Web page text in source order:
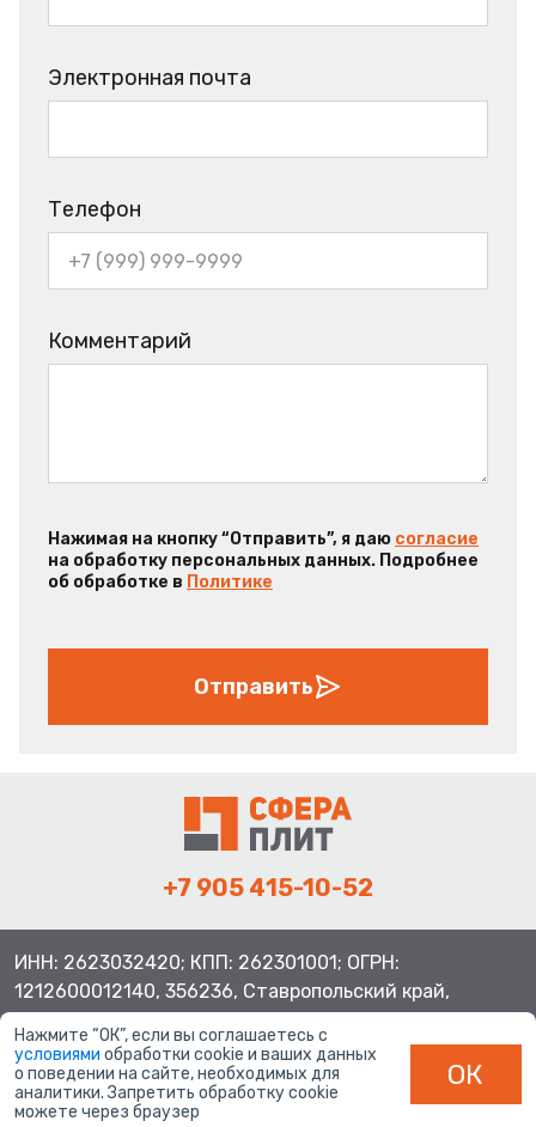
Электронная почта
Телефон
Комментарий
Нажимая на кнопку “Отправить”, я даю согласие
на обработку персональных данных. Подробнее
об обработке в Политике
Отправить
+7 905 415-10-52
ИНН: 2623032420; КПП: 262301001; ОГРН:
1212600012140, 356236, Ставропольский край,
Шпаковский район, с.Верхнерусское, ул.Батайская 3
Нажмите “ОК”, если вы соглашаетесь с
условиями обработки cookie и ваших данных
о поведении на сайте, необходимых для
аналитики. Запретить обработку cookie
можете через браузер
ОК